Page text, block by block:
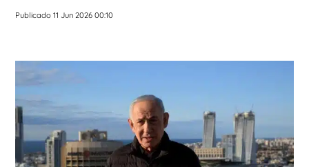
Publicado 11 Jun 2026 00:10